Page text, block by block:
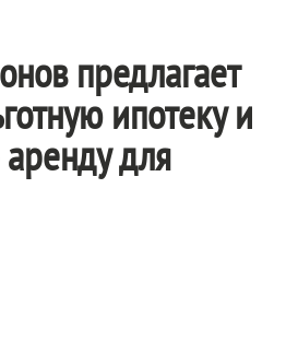
предлагает
ипотеку и
для